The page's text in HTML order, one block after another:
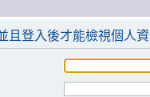
且登入後才能檢視個人資